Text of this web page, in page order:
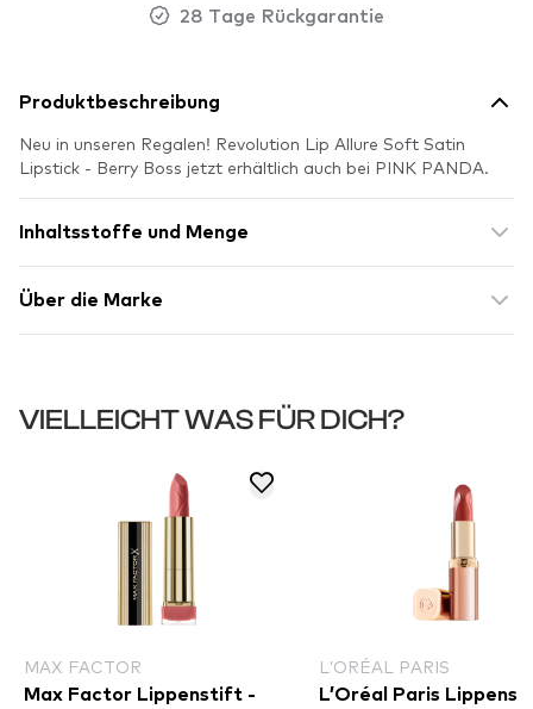
28 Tage Rückgarantie
Produktbeschreibung
Neu in unseren Regalen! Revolution Lip Allure Soft Satin
Lipstick - Berry Boss jetzt erhältlich auch bei PINK PANDA.
Inhaltsstoffe und Menge
Über die Marke
VIELLEICHT WAS FÜR DICH?
MAX FACTOR
Max Factor Lippenstift -
L’ORÉAL PARIS
L’Oréal Paris